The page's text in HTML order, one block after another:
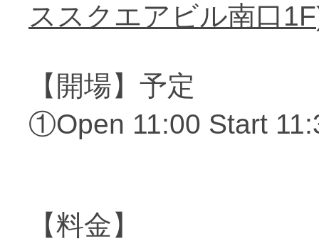
ススクエアビル南口 1F
【開場】予定
①Open 11:00 Start
【料金】